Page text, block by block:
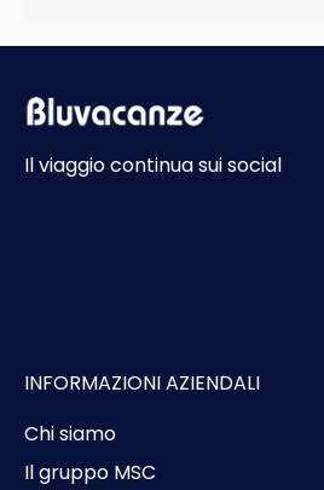
Il viaggio continua sui social
INFORMAZIONI AZIENDALI
Chi siamo
Il gruppo MSC